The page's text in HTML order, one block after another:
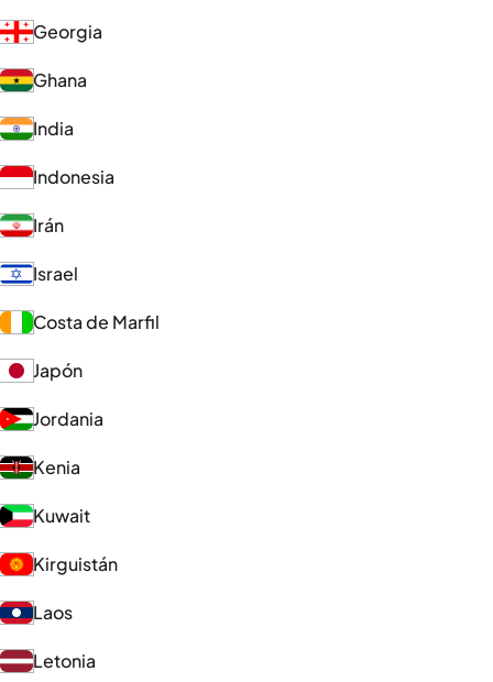
Georgia
Ghana
India
Indonesia
Irán
Israel
Costa de Marfil
Japón
Jordania
Kenia
Kuwait
Kirguistán
Laos
Letonia